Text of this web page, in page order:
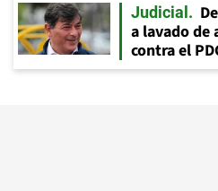
Judicial
a lavado de
contra el